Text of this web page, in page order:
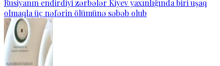
Rusiyanın endirdiyi zərbələr Kiyev yaxınlığında biri uşaq
olmaqla üç nəfərin ölümünə səbəb olub